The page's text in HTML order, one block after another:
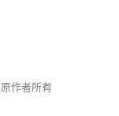
作者所有